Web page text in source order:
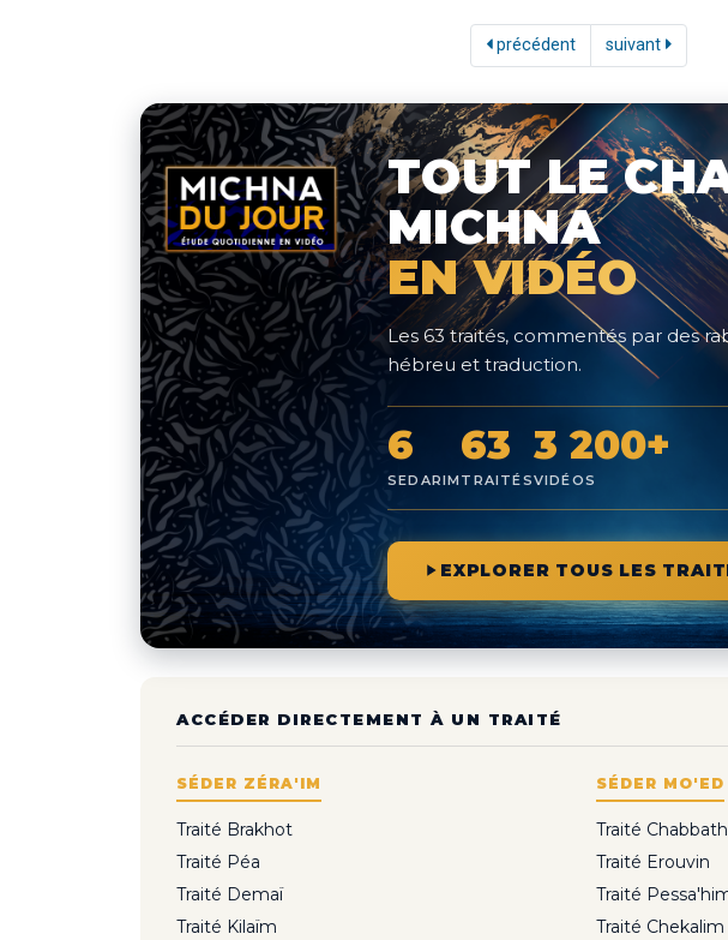
précédent suivant
TOUT LE
MICHNA
EN VIDÉO
Les 63 traités, commentés par des
hébreu et traduction.
6
SEDARIM
63
TRAITÉS
3 200+
VIDÉOS
EXPLORER TOUS LES
ACCÉDER DIRECTEMENT À UN TRAITÉ
SÉDER ZÉRA'IM
Traité Brakhot
Traité Péa
Traité Demaï
Traité Kilaïm
SÉDER MO'ED
Traité Chabbath
Traité Erouvin
Traité
Traité Chekalim